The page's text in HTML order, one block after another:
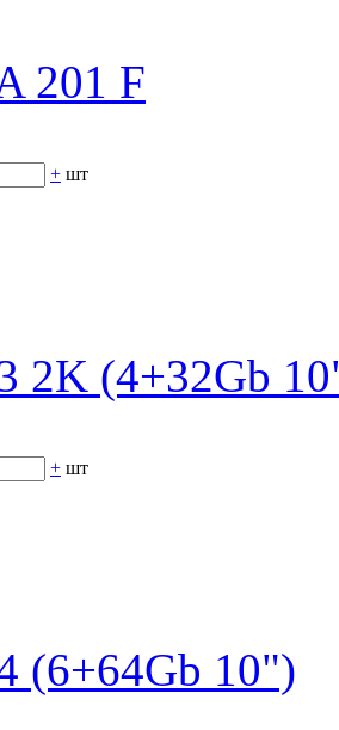
201 F
+ шт
2K (4+32Gb
+ шт
(6+64Gb 10")